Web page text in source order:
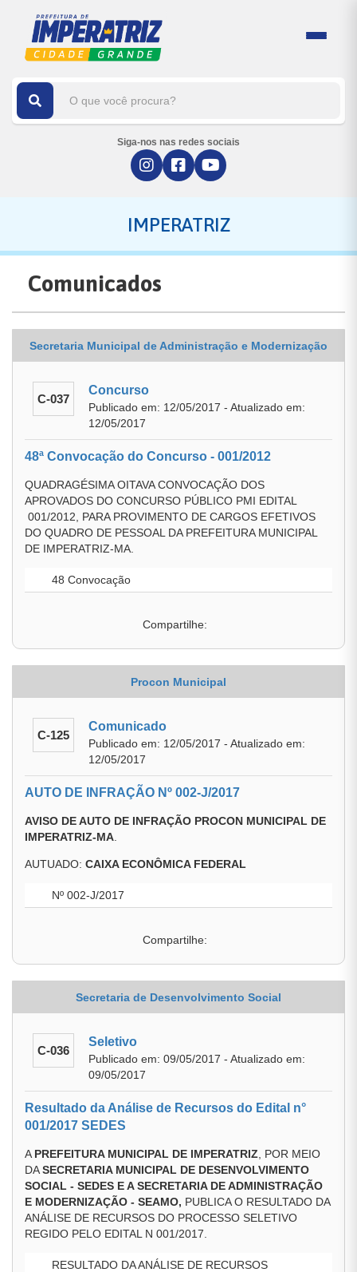
Siga-nos nas redes sociais
IMPERATRIZ
Comunicados
Secretaria Municipal de Administração e Modernização
C-037
Concurso
Publicado em: 12/05/2017 - Atualizado em:
12/05/2017
48ª Convocação do Concurso - 001/2012
QUADRAGÉSIMA OITAVA CONVOCAÇÃO DOS
APROVADOS DO CONCURSO PÚBLICO PMI EDITAL
001/2012, PARA PROVIMENTO DE CARGOS EFETIVOS
DO QUADRO DE PESSOAL DA PREFEITURA MUNICIPAL
DE IMPERATRIZ-MA.
48 Convocação
Compartilhe:
Procon Municipal
C-125
Comunicado
Publicado em: 12/05/2017 - Atualizado em:
12/05/2017
AUTO DE INFRAÇÃO Nº 002-J/2017
AVISO DE AUTO DE INFRAÇÃO PROCON MUNICIPAL DE
IMPERATRIZ-MA
AUTUADO: CAIXA ECONÔMICA FEDERAL
Nº 002-J/2017
Compartilhe:
Secretaria de Desenvolvimento Social
C-036
Seletivo
Publicado em: 09/05/2017 - Atualizado em:
09/05/2017
Resultado da Análise de Recursos do Edital n°
001/2017 SEDES
A PREFEITURA MUNICIPAL DE IMPERATRIZ , POR MEIO
DASECRETARIA MUNICIPAL DE DESENVOLVIMENTO
SOCIAL - SEDES E A SECRETARIA DE ADMINISTRAÇÃO
E MODERNIZAÇÃO - SEAMO, PUBLICA O RESULTADO DA
ANÁLISE DE RECURSOS DO PROCESSO SELETIVO
REGIDO PELO EDITAL N 001/2017.
RESULTADO DA ANÁLISE DE RECURSOS